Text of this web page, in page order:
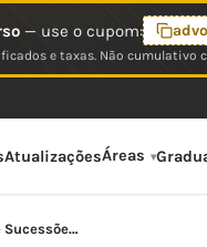
— use o cupom:
e taxas. Não
AtualizaçõesÁreas
Sucessõe…